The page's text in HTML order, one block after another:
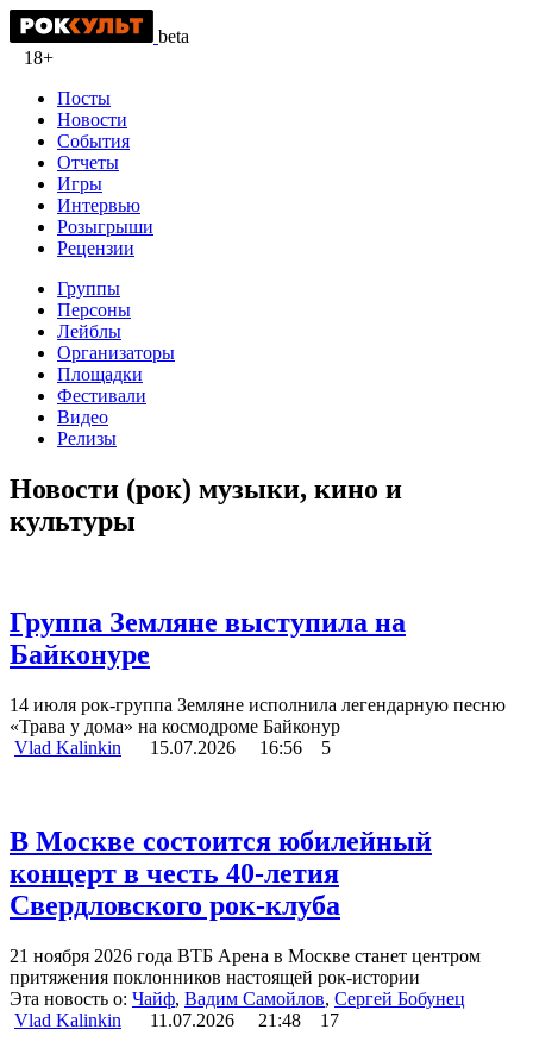
beta
18+
Посты
Новости
События
Отчеты
Игры
Интервью
Розыгрыши
Рецензии
Группы
Персоны
Лейблы
Организаторы
Площадки
Фестивали
Видео
Релизы
Новости (рок) музыки, кино и
культуры
Группа Земляне выступила на
Байконуре
14 июля рок-группа Земляне исполнила легендарную песню
«Трава у дома» на космодроме Байконур
Vlad Kalinkin
15.07.2026 16:56 5
В Москве состоится юбилейный
концерт в честь 40‑летия
Свердловского рок‑клуба
21 ноября 2026 года ВТБ Арена в Москве станет центром
притяжения поклонников настоящей рок‑истории
Эта новость о: Чайф, Вадим Самойлов, Сергей Бобунец
Vlad Kalinkin
11.07.2026 21:48 17